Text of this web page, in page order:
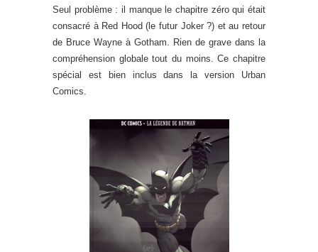
Seul problème : il manque le chapitre zéro qui était
consacré à Red Hood (le futur Joker ?) et au retour
de Bruce Wayne à Gotham. Rien de grave dans la
compréhension globale tout du moins. Ce chapitre
spécial est bien inclus dans la version Urban
Comics.